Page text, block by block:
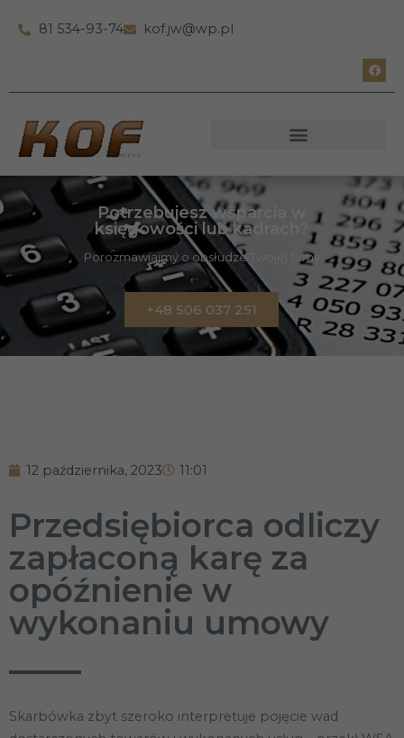
81 534-93-74 kof.jw@wp.pl
Potrzebujesz wsparcia w
księgowości lub kadrach?
Porozmawiajmy o obsłudze Twojej firmy
+48 506 037 251
12 października, 2023 11:01
Przedsiębiorca odliczy
zapłaconą karę za
opóźnienie w
wykonaniu umowy
Skarbówka zbyt szeroko interpretuje pojęcie wad